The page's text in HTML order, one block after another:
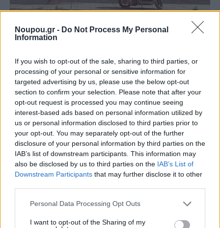
Noupou.gr - Do Not Process My Personal
Information
If you wish to opt-out of the sale, sharing to third parties, or
processing of your personal or sensitive information for
targeted advertising by us, please use the below opt-out
section to confirm your selection. Please note that after your
opt-out request is processed you may continue seeing
interest-based ads based on personal information utilized by
us or personal information disclosed to third parties prior to
your opt-out. You may separately opt-out of the further
disclosure of your personal information by third parties on the
IAB’s list of downstream participants. This information may
also be disclosed by us to third parties on the IAB’s List of
Downstream Participants that may further disclose it to other
Please note that this website/app uses one or more Google
not limited to your visit or usage behaviour. You may click to
Personal Data Processing Opt Outs
I want to opt-out of the Sharing of my
Η Αθηνά Γ. κατοικεί εδώ και πολλά χρόνια στην
περιοχή της Νέας Σμύρνης με τον σύζυγο και τον μικρό
γιο τους και όντως, παρατηρεί πως υπάρχουν
γενικότερα πρόβλημα με τα έργα σε δρόμους και
πεζοδρόμια της πόλης. Σε συνδυασμό με το σοβαρό
θέμα της εύρεσης πάρκινγκ στην περιοχή, η
κατάσταση, όπως μας λέει, είναι πολλές φορές
«τραγική». «Τα έργα ανάπλασης πεζοδρομίων
χρονοβόρο, με αποτέλεσμα να υπάρχει μεγάλη
δυσκολία στη μετακίνηση, τόσο για τους πεζούς, όσο